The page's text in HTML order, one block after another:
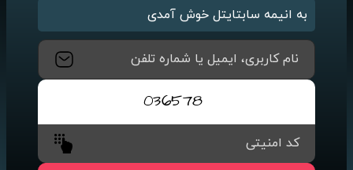
به انیمه سابتایتل خوش آمدی
نام کاربری، ایمیل یا شماره تلفن
کد امنیتی